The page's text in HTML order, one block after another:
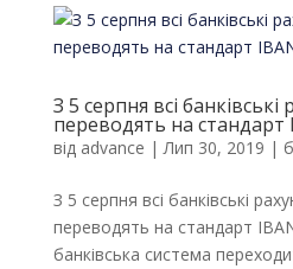
З 5 серпня всі банківські
переводять на стандарт
від advance |Лип 30, 2019 |
З 5 серпня всі банківські
переводять на стандарт
банківська система